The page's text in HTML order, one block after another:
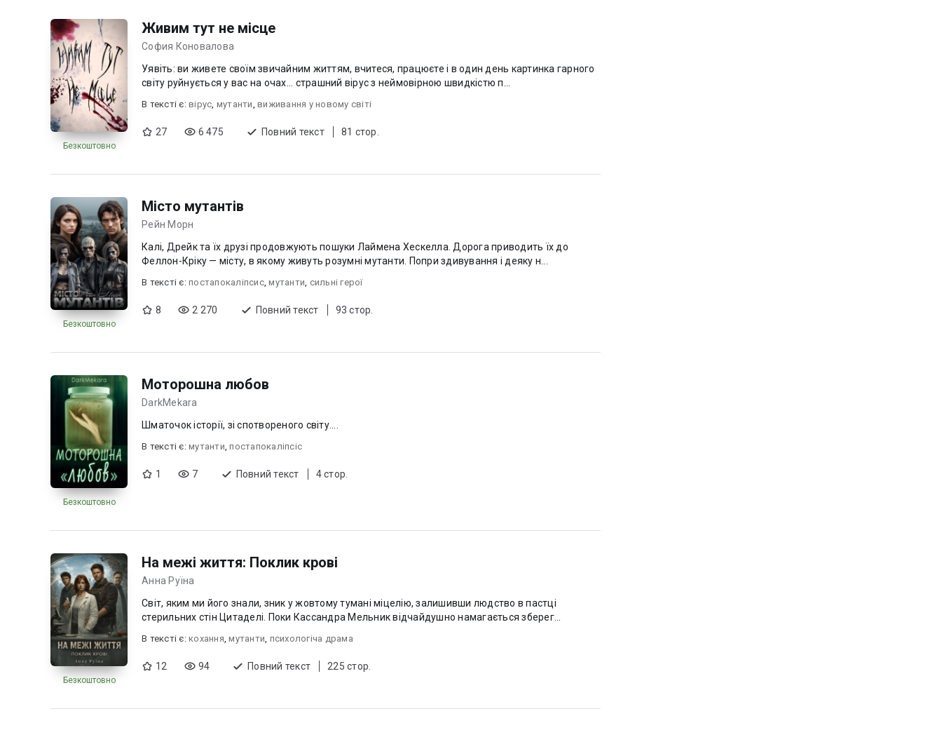
Безкоштовно
Живим тут не місце
София Коновалова
Уявіть: ви живете своїм звичайним життям, вчитеся, працюєте і в один день картинка гарного
світу руйнується у вас на очах... страшний вірус з неймовірною швидкістю п...
В текcті є: вірус, мутанти, виживання у новому світі
27 6 475 Повний текст 81 стор.
Безкоштовно
Місто мутантів
Рейн Морн
Калі, Дрейк та їх друзі продовжують пошуки Лаймена Хескелла. Дорога приводить їх до
Феллон-Кріку — місту, в якому живуть розумні мутанти. Попри здивування і деяку н...
В текcті є: постапокаліпсис,мутанти, сильні герої
8 2 270 Повний текст 93 стор.
Безкоштовно
Моторошна любов
DarkMekara
Шматочок історії, зі спотвореного світу....
В текcті є: мутанти,постапокаліпсіс
1 7 Повний текст 4 стор.
Безкоштовно
На межі життя: Поклик крові
Анна Руїна
Світ, яким ми його знали, зник у жовтому тумані міцелію, залишивши людство в пастці
стерильних стін Цитаделі. Поки Кассандра Мельник відчайдушно намагається зберег...
В текcті є: кохання,мутанти, психологіча драма
12 94 Повний текст 225 стор.